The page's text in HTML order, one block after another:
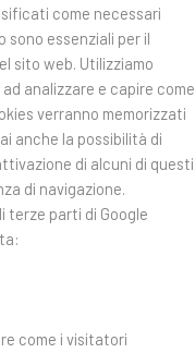
come necessari
sono essenziali per il
sito web. Utilizziamo
analizzare e capire come
verranno memorizzati
anche la possibilità di
di alcuni di questi
di navigazione.
terze parti di Google
come i visitatori